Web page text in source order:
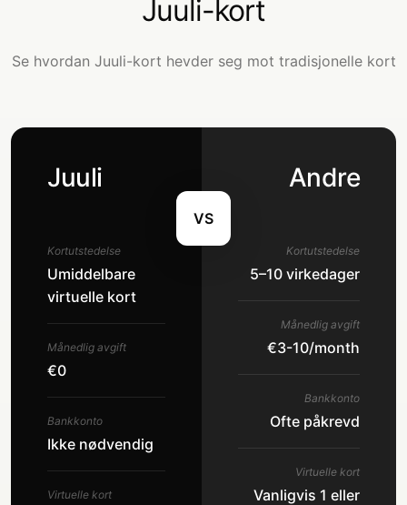
Juuli-kort
Se hvordan Juuli-kort hevder seg mot tradisjonelle kort
Juuli
Kortutstedelse
Umiddelbare
virtuelle kort
Månedlig avgift
€0
Bankkonto
Ikke nødvendig
Virtuelle kort
VS
Andre
Kortutstedelse
5–10 virkedager
Månedlig avgift
€3-10/month
Bankkonto
Ofte påkrevd
Virtuelle kort
Vanligvis 1 eller